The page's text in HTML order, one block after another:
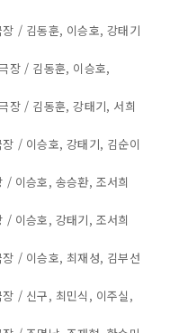
/ 김동훈, 이승호, 강태기
장 / 김동훈, 이승호,
장 / 김동훈, 강태기, 서희
/ 이승호, 강태기, 김순이
이승호, 송승환, 조서희
이승호, 강태기, 조서희
/ 이승호, 최재성, 김부선
/ 신구, 최민식, 이주실,